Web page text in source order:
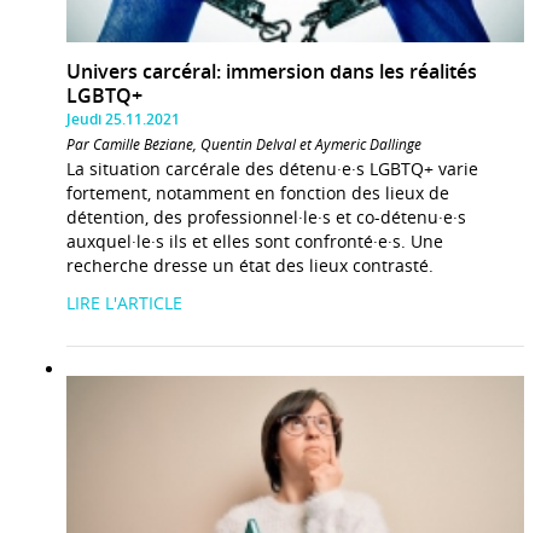
Univers carcéral: immersion dans les réalités
LGBTQ+
Jeudi 25.11.2021
Par Camille Béziane, Quentin Delval et Aymeric Dallinge
La situation carcérale des détenu·e·s LGBTQ+ varie
fortement, notamment en fonction des lieux de
détention, des professionnel·le·s et co-détenu·e·s
auxquel·le·s ils et elles sont confronté·e·s. Une
recherche dresse un état des lieux contrasté.
LIRE L'ARTICLE